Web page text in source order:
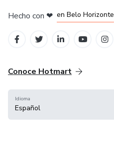
Hecho con ❤ en Belo Horizonte
Conoce Hotmart
Idioma
Español